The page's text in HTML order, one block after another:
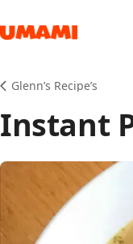
Glenn’s Recipe’s
Instant